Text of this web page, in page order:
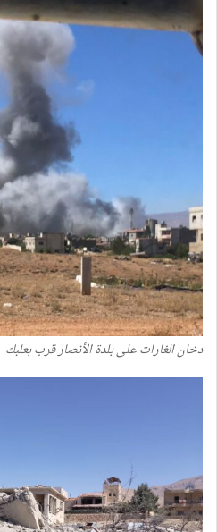
دخان الغارات على بلدة الأنصار قرب بعلبك